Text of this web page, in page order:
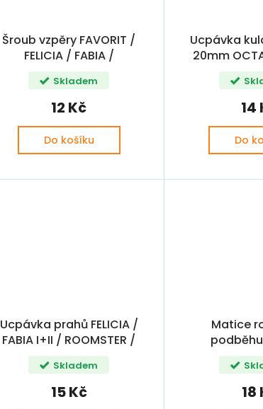
Šroub vzpěry FAVORIT /
FELICIA / FABIA /
OCTAVIA / VW 34mm OE
Skladem
12 Kč
Do košíku
Ucpávka
20mm
/ SUPERB /
14
Do
Ucpávka prahů FELICIA /
FABIA I+II / ROOMSTER /
OCTAVIA II OE
Skladem
15 Kč
Matice
OCTAVIA /
18